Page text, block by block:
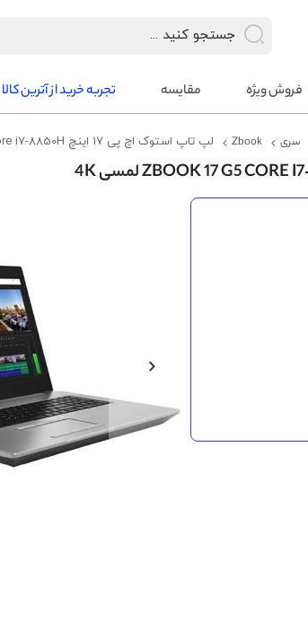
فروش ویژه مقایسه تجربه خرید از آترین کالا
سری Zbook لپ تاپ استوک اچ پی 17 اینچ Zbook 17 G5 Core i7-8850H لمسی 4K